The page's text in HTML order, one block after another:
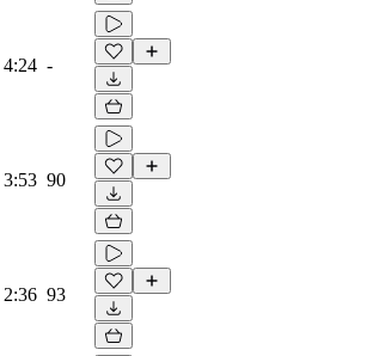
4:24 -
3:53 90
2:36 93